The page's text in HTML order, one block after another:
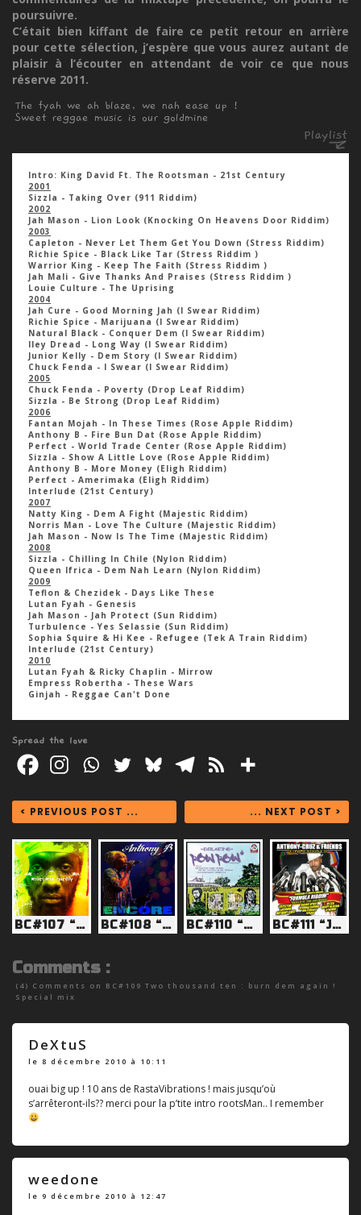
poursuivre.
C’était bien kiffant de faire ce petit retour en arrière
pour cette sélection, j’espère que vous aurez autant de
plaisir à l’écouter en attendant de voir ce que nous
réserve 2011.
The fyah we ah blaze, we nah ease up !
Sweet reggae music is our goldmine
Intro: King David Ft. The Rootsman - 21st Century
2001
Sizzla - Taking Over (911 Riddim)
2002
Jah Mason - Lion Look (Knocking On Heavens Door Riddim)
2003
Capleton - Never Let Them Get You Down (Stress Riddim)
Richie Spice - Black Like Tar (Stress Riddim )
Warrior King - Keep The Faith (Stress Riddim )
Jah Mali - Give Thanks And Praises (Stress Riddim )
Louie Culture - The Uprising
2004
Jah Cure - Good Morning Jah (I Swear Riddim)
Richie Spice - Marijuana (I Swear Riddim)
Natural Black - Conquer Dem (I Swear Riddim)
Iley Dread - Long Way (I Swear Riddim)
Junior Kelly - Dem Story (I Swear Riddim)
Chuck Fenda - I Swear (I Swear Riddim)
2005
Chuck Fenda - Poverty (Drop Leaf Riddim)
Sizzla - Be Strong (Drop Leaf Riddim)
2006
Fantan Mojah - In These Times (Rose Apple Riddim)
Anthony B - Fire Bun Dat (Rose Apple Riddim)
Perfect - World Trade Center (Rose Apple Riddim)
Sizzla - Show A Little Love (Rose Apple Riddim)
Anthony B - More Money (Eligh Riddim)
Perfect - Amerimaka (Eligh Riddim)
Interlude (21st Century)
2007
Natty King - Dem A Fight (Majestic Riddim)
Norris Man - Love The Culture (Majestic Riddim)
Jah Mason - Now Is The Time (Majestic Riddim)
2008
Sizzla - Chilling In Chile (Nylon Riddim)
Queen Ifrica - Dem Nah Learn (Nylon Riddim)
2009
Teflon & Chezidek - Days Like These
Lutan Fyah - Genesis
Jah Mason - Jah Protect (Sun Riddim)
Turbulence - Yes Selassie (Sun Riddim)
Sophia Squire & Hi Kee - Refugee (Tek A Train Riddim)
Interlude (21st Century)
2010
Lutan Fyah & Ricky Chaplin - Mirrow
Empress Robertha - These Wars
Ginjah - Reggae Can't Done
Spread the love
< PREVIOUS POST ... ... NEXT POST >
BC#107 “Lift Up Thy Head” BC#108 “Jah no dead” BC#110 “The best is yet to come” BC#111 “Jah never let us down”
Comments :
(4) Comments on BC#109 Two thousand ten : burn dem again !
Special mix
DeXtuS
le 8 décembre 2010 à 10:11
ouai big up ! 10 ans de RastaVibrations ! mais jusqu’où
s’arrêteront-ils?? merci pour la p’tite intro rootsMan.. I remember
weedone
le 9 décembre 2010 à 12:47